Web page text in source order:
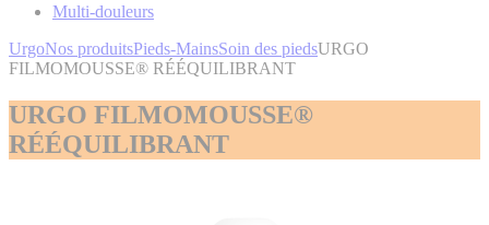
Multi-douleurs
UrgoNos produitsPieds-MainsSoin des piedsURGO
FILMOMOUSSE® RÉÉQUILIBRANT
URGO FILMOMOUSSE®
RÉÉQUILIBRANT